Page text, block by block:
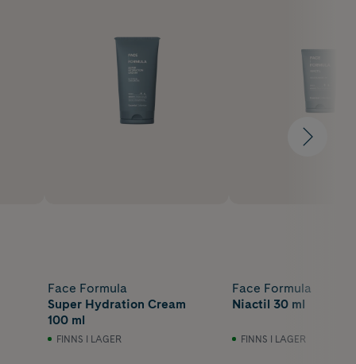
Face Formula
Super Hydration Cream
100 ml
FINNS I LAGER
Face Formula
Niactil 30 ml
FINNS I LAGER